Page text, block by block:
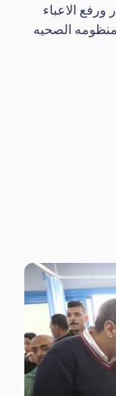
ورفع الاعباء
الصحيه